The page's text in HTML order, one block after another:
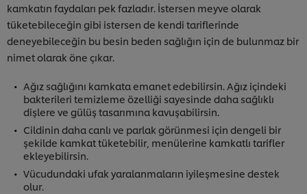
kamkatın faydaları pek fazladır. İstersen meyve olarak
tüketebileceğin gibi istersen de kendi tariflerinde
deneyebileceğin bu besin beden sağlığın için de bulunmaz bir
nimet olarak öne çıkar.
Ağız sağlığını kamkata emanet edebilirsin. Ağız içindeki
bakterileri temizleme özelliği sayesinde daha sağlıklı
dişlere ve gülüş tasarımına kavuşabilirsin.
Cildinin daha canlı ve parlak görünmesi için dengeli bir
şekilde kamkat tüketebilir, menülerine kamkatlı tarifler
ekleyebilirsin.
Vücudundaki ufak yaralanmaların iyileşmesine destek
olur.